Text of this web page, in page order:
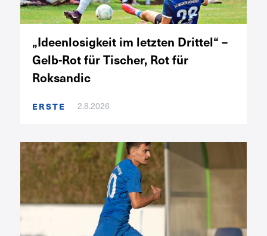
„Ideenlosigkeit im letzten Drittel“ –
Gelb-Rot für Tischer, Rot für
Roksandic
ERSTE 2.8.2026